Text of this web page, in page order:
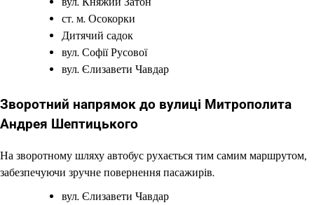
ст. м. Осокорки
Дитячий садок
вул. Софії Русової
вул. Єлизавети Чавдар
Зворотний напрямок до вулиці Митрополита
Андрея Шептицького
На зворотному шляху автобус рухається тим самим маршрутом,
забезпечуючи зручне повернення пасажирів.
вул. Єлизавети Чавдар